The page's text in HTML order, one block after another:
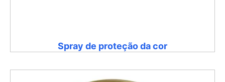
Spray de proteção da cor